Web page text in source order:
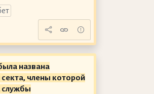
названа
секта, члены которой
службы